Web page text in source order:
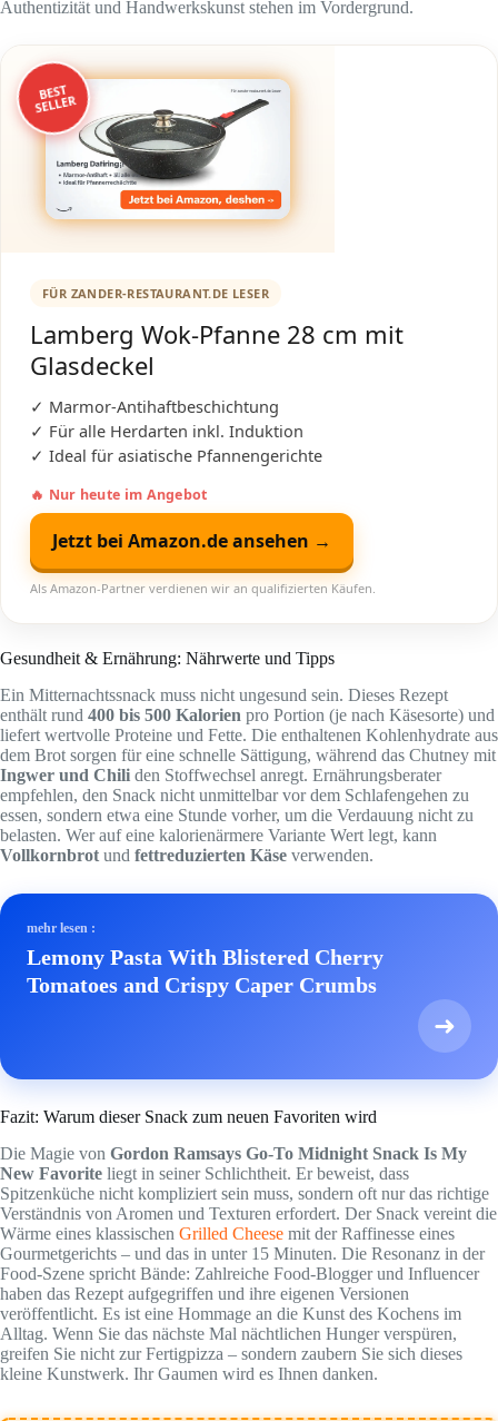
Authentizität und Handwerkskunst stehen im Vordergrund.
BEST
SELLER
FÜR ZANDER-RESTAURANT.DE LESER
Lamberg Wok-Pfanne 28 cm mit
Glasdeckel
✓ Marmor-Antihaftbeschichtung
✓ Für alle Herdarten inkl. Induktion
✓ Ideal für asiatische Pfannengerichte
🔥 Nur heute im Angebot
Jetzt bei Amazon.de ansehen →
Als Amazon-Partner verdienen wir an qualifizierten Käufen.
Gesundheit & Ernährung: Nährwerte und Tipps
Ein Mitternachtssnack muss nicht ungesund sein. Dieses Rezept
enthält rund 400 bis 500 Kalorien pro Portion (je nach Käsesorte) und
liefert wertvolle Proteine und Fette. Die enthaltenen Kohlenhydrate aus
dem Brot sorgen für eine schnelle Sättigung, während das Chutney mit
Ingwer und Chili den Stoffwechsel anregt. Ernährungsberater
empfehlen, den Snack nicht unmittelbar vor dem Schlafengehen zu
essen, sondern etwa eine Stunde vorher, um die Verdauung nicht zu
belasten. Wer auf eine kalorienärmere Variante Wert legt, kann
Vollkornbrot und fettreduzierten Käse verwenden.
mehr lesen :
Lemony Pasta With Blistered Cherry
Tomatoes and Crispy Caper Crumbs
➜
Fazit: Warum dieser Snack zum neuen Favoriten wird
Die Magie von Gordon Ramsays Go-To Midnight Snack Is My
New Favorite liegt in seiner Schlichtheit. Er beweist, dass
Spitzenküche nicht kompliziert sein muss, sondern oft nur das richtige
Verständnis von Aromen und Texturen erfordert. Der Snack vereint die
Wärme eines klassischen Grilled Cheese mit der Raffinesse eines
Gourmetgerichts – und das in unter 15 Minuten. Die Resonanz in der
Food-Szene spricht Bände: Zahlreiche Food-Blogger und Influencer
haben das Rezept aufgegriffen und ihre eigenen Versionen
veröffentlicht. Es ist eine Hommage an die Kunst des Kochens im
Alltag. Wenn Sie das nächste Mal nächtlichen Hunger verspüren,
greifen Sie nicht zur Fertigpizza – sondern zaubern Sie sich dieses
kleine Kunstwerk. Ihr Gaumen wird es Ihnen danken.